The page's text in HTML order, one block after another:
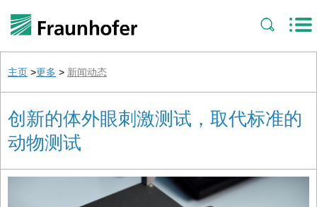
主页 >更多 > 新闻动态
创新的体外眼刺激测试，取代标准的
动物测试